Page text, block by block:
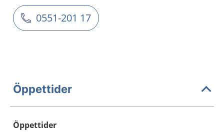
0551-201 17
Öppettider
Öppettider